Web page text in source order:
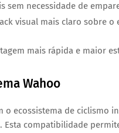
necessidade de
visual mais claro sobre
mais rápida e maior
Wahoo
o ecossistema de ciclismo
. Esta compatibilidade